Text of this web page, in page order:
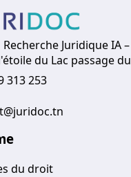
Juridique IA
du Lac passage du
313 253
du droit